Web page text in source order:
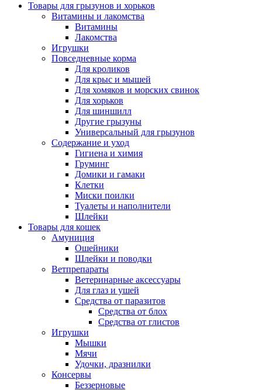
Товары для грызунов и хорьков
Витамины и лакомства
Витамины
Лакомства
Игрушки
Повседневные корма
Для кроликов
Для крыс и мышей
Для хомяков и морских свинок
Для хорьков
Для шиншилл
Другие грызуны
Универсальный для грызунов
Содержание и уход
Гигиена и химия
Груминг
Домики и гамаки
Клетки
Миски поилки
Туалеты и наполнители
Шлейки
Товары для кошек
Амуниция
Ошейники
Шлейки и поводки
Ветпрепараты
Ветеринарные аксессуары
Для глаз и ушей
Средства от паразитов
Средства от блох
Средства от глистов
Игрушки
Мышки
Мячи
Удочки, дразнилки
Консервы
Беззерновые